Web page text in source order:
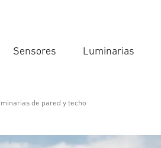
Sensores Luminarias
de pared y techo